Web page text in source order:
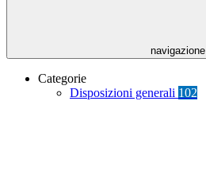
navigazione
Categorie
Disposizioni generali 102